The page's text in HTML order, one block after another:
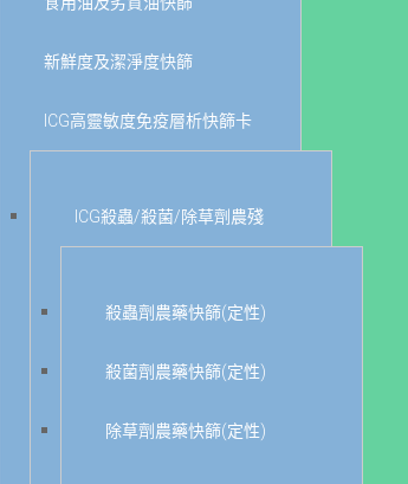
新鮮度及潔淨度快篩
ICG高靈敏度免疫層析快篩卡
ICG殺蟲/殺菌/除草劑農殘
殺蟲劑農藥快篩(定性)
殺菌劑農藥快篩(定性)
除草劑農藥快篩(定性)